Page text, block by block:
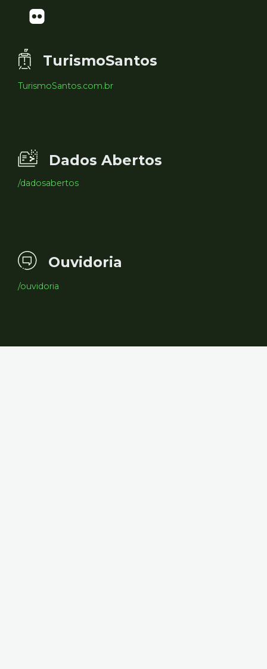
TurismoSantos
TurismoSantos.com.br
Dados Abertos
/dadosabertos
Ouvidoria
/ouvidoria